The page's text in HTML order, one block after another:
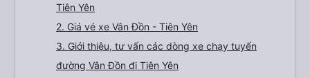
Tiên Yên
2. Giá vé xe Vân Đồn - Tiên Yên
3. Giới thiệu, tư vấn các dòng xe chạy tuyến
đường Vân Đồn đi Tiên Yên